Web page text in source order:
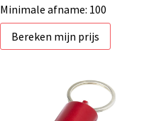
Minimale afname: 100
Bereken mijn prijs